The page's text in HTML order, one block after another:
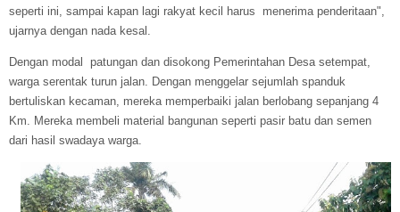
seperti ini, sampai kapan lagi rakyat kecil harus menerima penderitaan",
ujarnya dengan nada kesal.
Dengan modal patungan dan disokong Pemerintahan Desa setempat,
warga serentak turun jalan. Dengan menggelar sejumlah spanduk
bertuliskan kecaman, mereka memperbaiki jalan berlobang sepanjang 4
Km. Mereka membeli material bangunan seperti pasir batu dan semen
dari hasil swadaya warga.